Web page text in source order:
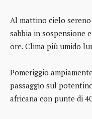
Al mattino cielo
sabbia in sospensione
ore. Clima più umido
Pomeriggio
passaggio sul
africana con punte di